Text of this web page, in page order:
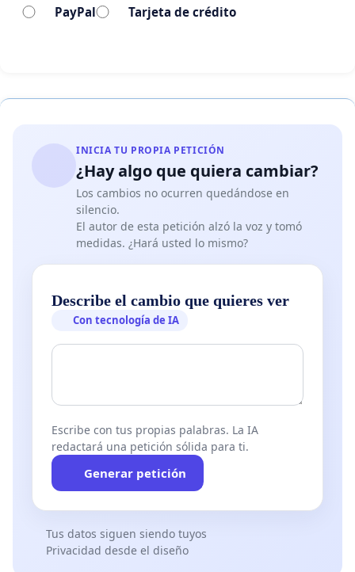
PayPal Tarjeta de crédito
INICIA TU PROPIA PETICIÓN
¿Hay algo que quiera cambiar?
Los cambios no ocurren quedándose en
silencio.
El autor de esta petición alzó la voz y tomó
medidas. ¿Hará usted lo mismo?
Describe el cambio que quieres ver
Con tecnología de IA
Escribe con tus propias palabras. La IA
redactará una petición sólida para ti.
Generar petición
Tus datos siguen siendo tuyos
Privacidad desde el diseño